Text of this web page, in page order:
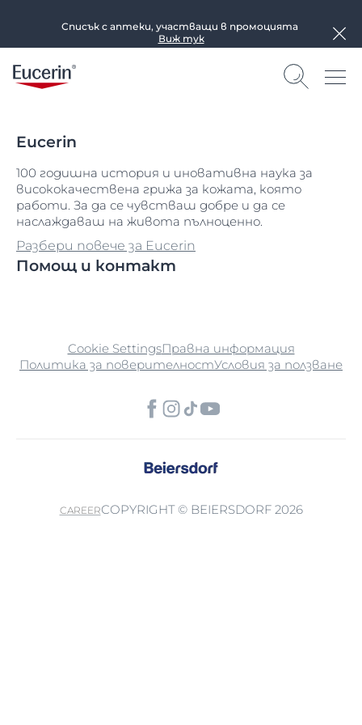
Списък с аптеки, участващи в промоцията
Виж тук
Eucerin
100 годишна история и иновативна наука за
висококачествена грижа за кожата, която
работи. За да се чувстваш добре и да се
наслаждаваш на живота пълноценно.
Разбери повече за Eucerin
Помощ и контакт
Cookie SettingsПравна информация
Политика за поверителностУсловия за ползване
CAREERCOPYRIGHT © BEIERSDORF 2026